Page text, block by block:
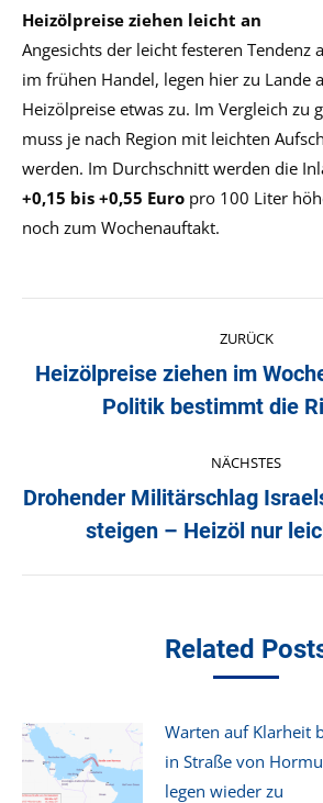
Heizölpreise ziehen leicht an
Angesichts der leicht festeren Tendenz
im frühen Handel, legen hier zu Lande
Heizölpreise etwas zu. Im Vergleich zu
muss je nach Region mit leichten
werden. Im Durchschnitt werden die
+0,15 bis +0,55 Euro pro 100 Liter
noch zum Wochenauftakt.
ZURÜCK
Beitrag:
Heizölpreise ziehen im
Politik bestimmt die
NÄCHSTES
Nächster
Beitrag:
Drohender Militärschlag
steigen – Heizöl nur
Related
Warten auf Klarheit
in Straße von
legen wieder zu